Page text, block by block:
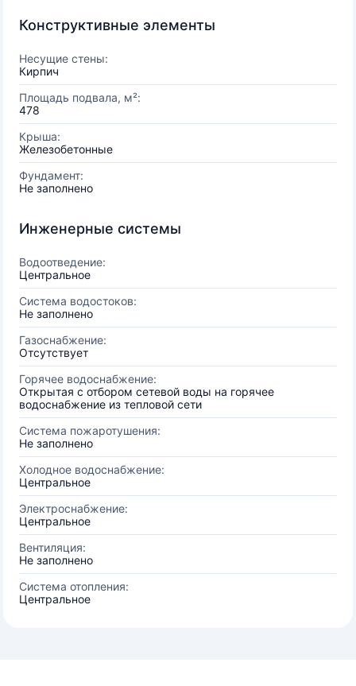
Конструктивные элементы
Несущие стены:
Кирпич
Площадь подвала, м²:
478
Крыша:
Железобетонные
Фундамент:
Не заполнено
Инженерные системы
Водоотведение:
Центральное
Система водостоков:
Не заполнено
Газоснабжение:
Отсутствует
Горячее водоснабжение:
Открытая с отбором сетевой воды на горячее
водоснабжение из тепловой сети
Система пожаротушения:
Не заполнено
Холодное водоснабжение:
Центральное
Электроснабжение:
Центральное
Вентиляция:
Не заполнено
Система отопления:
Центральное